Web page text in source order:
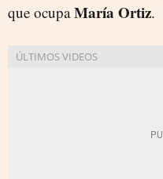
que ocupaMaría Ortiz.